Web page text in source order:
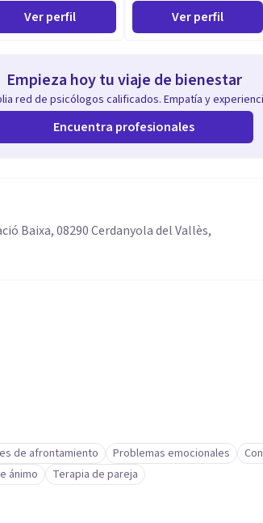
Ver perfil Ver perfil
Empieza hoy tu viaje de bienestar
red de psicólogos calificados. Empatía y
Encuentra profesionales
Baixa, 08290 Cerdanyola del Vallès,
de afrontamiento Problemas emocionales
ánimo Terapia de pareja